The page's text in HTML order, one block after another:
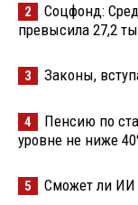
2
Соцфонд:
превысила 27,2
3 Законы,
4
Пенсию по
уровне не ниже
5 Сможет ли ИИ